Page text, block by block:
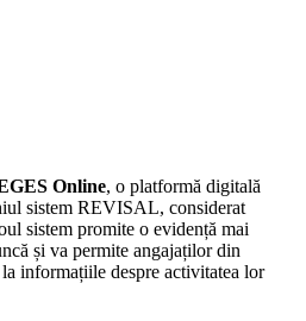
Online, o platformă digitală
sistem REVISAL, considerat
sistem promite o evidență mai
și va permite angajaților din
informațiile despre activitatea lor